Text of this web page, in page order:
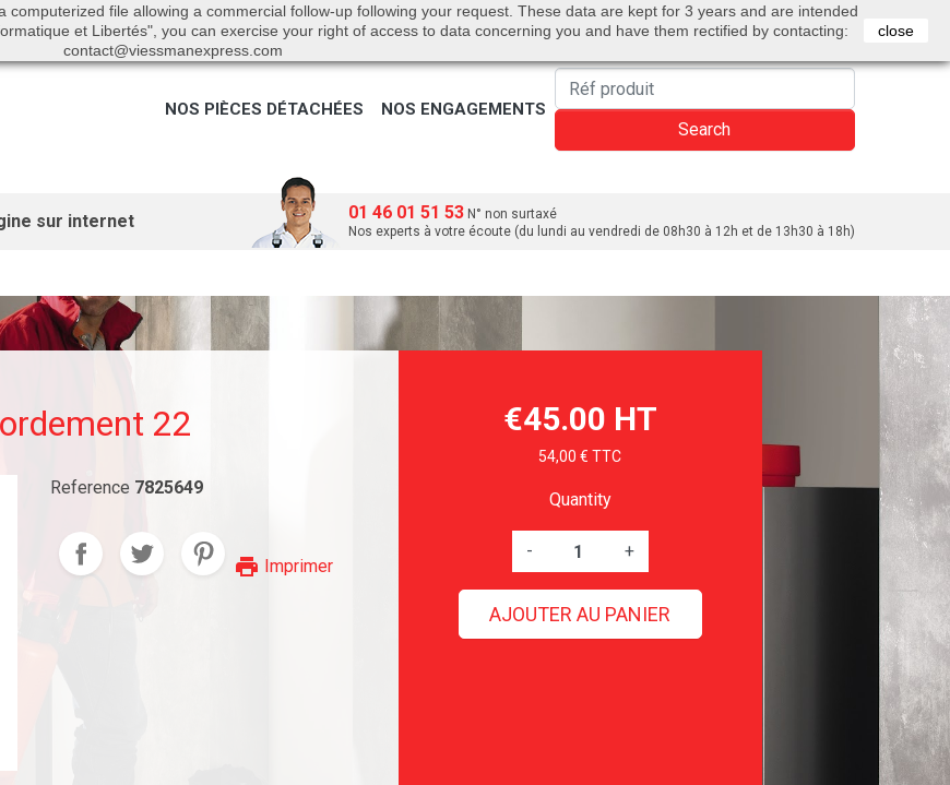
English Bienvenue Sign in 0 Cart
NOS PIÈCES DÉTACHÉES NOS ENGAGEMENTS
Search
sur internet 01 46 01 51 53 N° non surtaxé
Nos experts à votre écoute (du lundi au vendredi de 08h30 à 12h et de 13h30 à 18h)
22
Reference 7825649
print Imprimer
€45.00 HT
54,00 € TTC
Quantity
- +
AJOUTER AU PANIER
file allowing a commercial follow-up following your request. These data are kept for 3 years and are intended
et Libertés", you can exercise your right of access to data concerning you and have them rectified by contacting:
contact@viessmanexpress.com
close